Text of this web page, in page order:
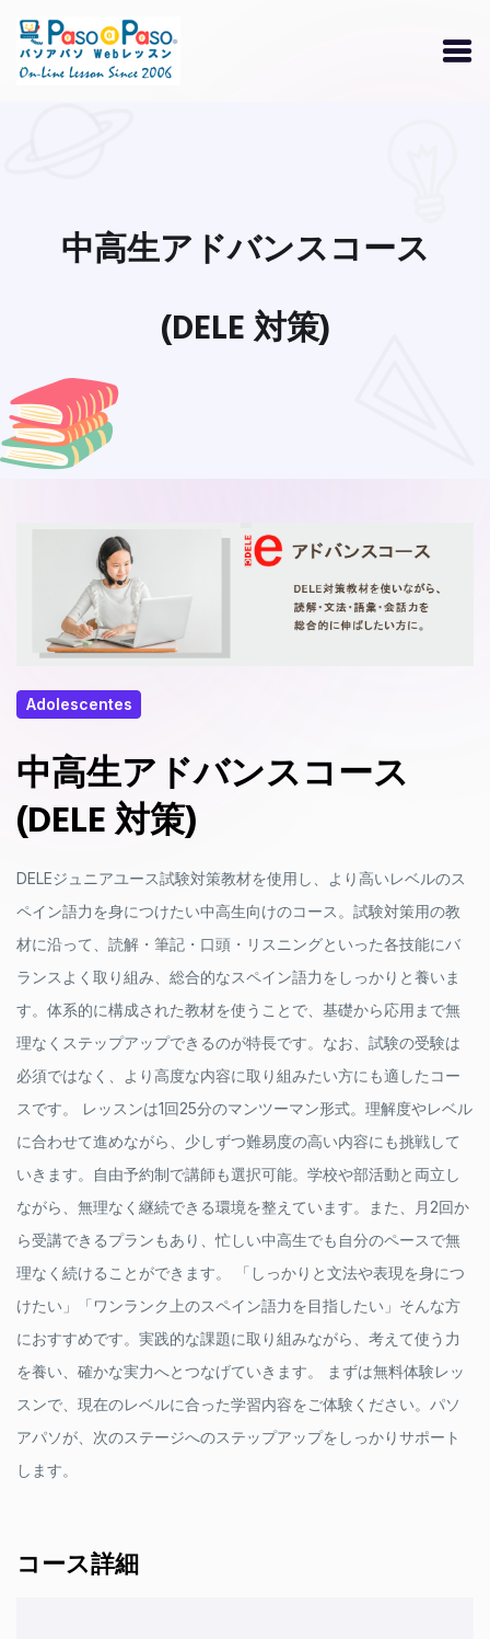
中高生アドバンスコース
(DELE 対策)
Adolescentes
中高生アドバンスコース
(DELE 対策)
DELEジュニアユース試験対策教材を使用し、より高いレベルのス
ペイン語力を身につけたい中高生向けのコース。試験対策用の教
材に沿って、読解・筆記・口頭・リスニングといった各技能にバ
ランスよく取り組み、総合的なスペイン語力をしっかりと養いま
す。体系的に構成された教材を使うことで、基礎から応用まで無
理なくステップアップできるのが特長です。なお、試験の受験は
必須ではなく、より高度な内容に取り組みたい方にも適したコー
スです。 レッスンは1回25分のマンツーマン形式。理解度やレベル
に合わせて進めながら、少しずつ難易度の高い内容にも挑戦して
いきます。自由予約制で講師も選択可能。学校や部活動と両立し
ながら、無理なく継続できる環境を整えています。また、月2回か
ら受講できるプランもあり、忙しい中高生でも自分のペースで無
理なく続けることができます。 「しっかりと文法や表現を身につ
けたい」「ワンランク上のスペイン語力を目指したい」そんな方
におすすめです。実践的な課題に取り組みながら、考えて使う力
を養い、確かな実力へとつなげていきます。 まずは無料体験レッ
スンで、現在のレベルに合った学習内容をご体験ください。パソ
アパソが、次のステージへのステップアップをしっかりサポート
します。
コース詳細